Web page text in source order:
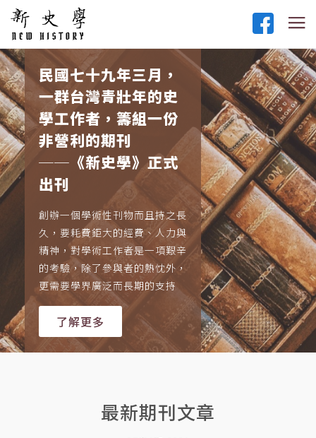
民國七十九年三月，
一群台灣青壯年的史
學工作者，籌組一份
非營利的期刊
──《新史學》正式
出刊
創辦一個學術性刊物而且持之長
久，要耗費鉅大的經費、人力與
精神，對學術工作者是一項艱辛
的考驗，除了參與者的熱忱外，
更需要學界廣泛而長期的支持
了解更多
最新期刊文章